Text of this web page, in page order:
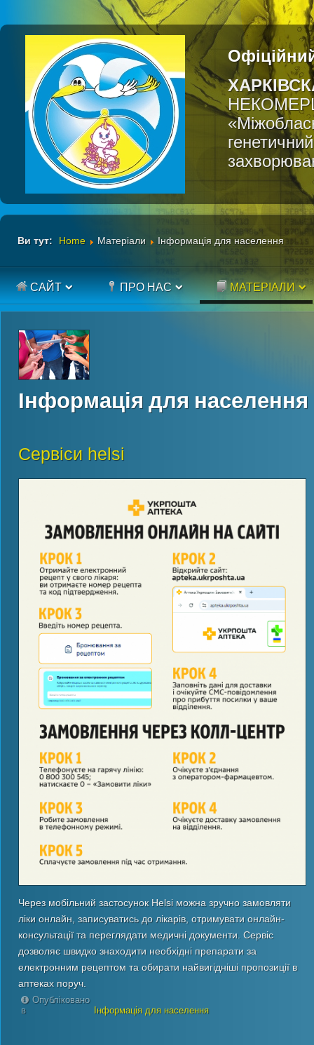
Ви тут: Home Матеріали Інформація для населення
САЙТ ПРО НАС МАТЕРІАЛИ
Інформація для населення
Сервіси helsi
Через мобільний застосунок Helsi можна зручно замовляти
ліки онлайн, записуватись до лікарів, отримувати онлайн-
консультації та переглядати медичні документи. Сервіс
дозволяє швидко знаходити необхідні препарати за
електронним рецептом та обирати найвигідніші пропозиції в
аптеках поруч.
Опубліковано
в
Інформація для населення